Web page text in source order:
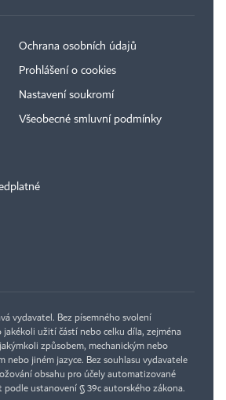
Ochrana osobních údajů
Prohlášení o cookies
Nastavení soukromí
Všeobecné smluvní podmínky
vydavatel. Bez písemného svolení
jakékoli užití částí nebo celku díla, zejména
způsobem, mechanickým nebo
nebo jiném jazyce. Bez souhlasu vydavatele
obsahu pro účely automatizované
ustanovení § 39c autorského zákona.